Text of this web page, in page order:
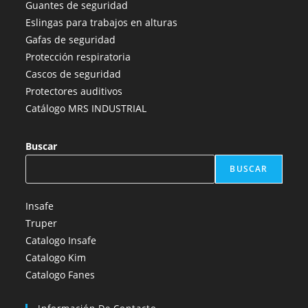
nueva
pestaña
nueva
pestaña
nueva
pestaña
nueva
Guantes de seguridad
Eslingas para trabajos en alturas
Gafas de seguridad
Protección respiratoria
Cascos de seguridad
Protectores auditivos
Catálogo MRS INDUSTRIAL
Buscar
BUSCAR
Insafe
Truper
Catalogo Insafe
Catalogo Kim
Catalogo Fanes